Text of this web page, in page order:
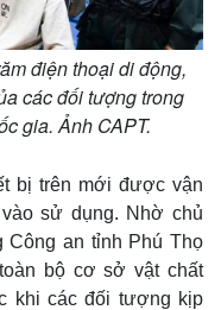
điện thoại di động,
các đối tượng trong
gia. Ảnh CAPT.
bị trên mới được vận
sử dụng. Nhờ chủ
an tỉnh Phú Thọ
bộ cơ sở vật chất
khi các đối tượng kịp